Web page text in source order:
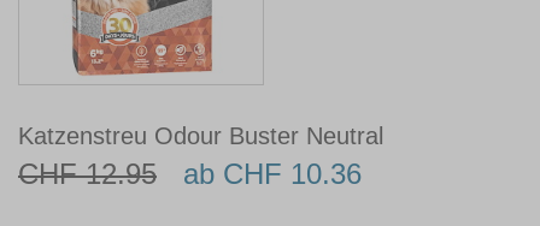
Katzenstreu Odour Buster Neutral
CHF 12.95 ab CHF 10.36